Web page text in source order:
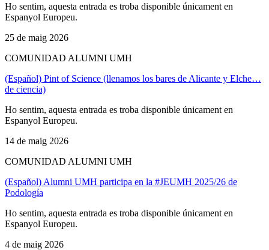
Ho sentim, aquesta entrada es troba disponible únicament en
Espanyol Europeu.
25 de maig 2026
COMUNIDAD ALUMNI UMH
(Español) Pint of Science (llenamos los bares de Alicante y Elche…
de ciencia)
Ho sentim, aquesta entrada es troba disponible únicament en
Espanyol Europeu.
14 de maig 2026
COMUNIDAD ALUMNI UMH
(Español) Alumni UMH participa en la #JEUMH 2025/26 de
Podología
Ho sentim, aquesta entrada es troba disponible únicament en
Espanyol Europeu.
4 de maig 2026